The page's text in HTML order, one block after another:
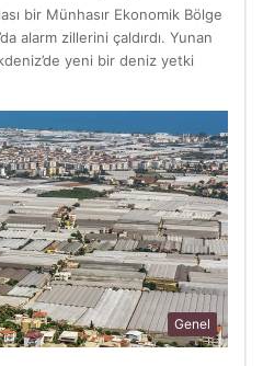
bir Münhasır Ekonomik Bölge
alarm zillerini çaldırdı. Yunan
yeni bir deniz yetki
Genel